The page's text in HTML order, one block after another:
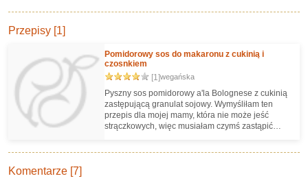
Przepisy [1]
Pomidorowy sos do makaronu z cukinią i
czosnkiem
[1]wegańska
Pyszny sos pomidorowy a'la Bolognese z cukinią
zastępującą granulat sojowy. Wymyśliłam ten
przepis dla mojej mamy, która nie może jeść
strączkowych, więc musiałam czymś zastąpić
Komentarze [7]